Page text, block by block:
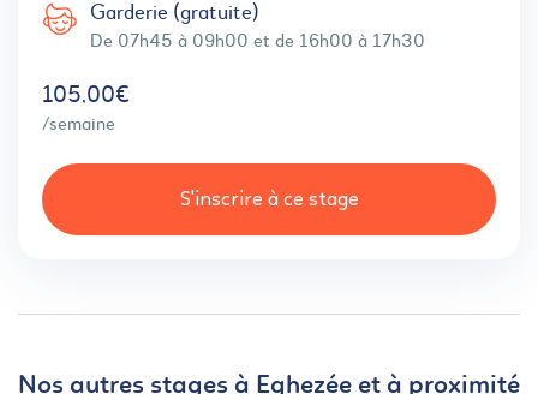
Garderie (gratuite)
De 07h45 à 09h00 et de 16h00 à 17h30
105,00€
/semaine
S'inscrire à ce stage
Nos autres stages à Eghezée et à proximité